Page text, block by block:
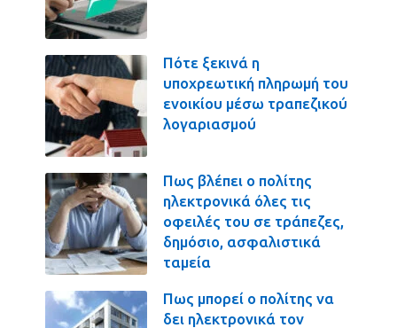
Πότε ξεκινά η
υποχρεωτική πληρωμή του
ενοικίου μέσω τραπεζικού
λογαριασμού
Πως βλέπει ο πολίτης
ηλεκτρονικά όλες τις
οφειλές του σε τράπεζες,
δημόσιο, ασφαλιστικά
ταμεία
Πως μπορεί ο πολίτης να
δει ηλεκτρονικά τον